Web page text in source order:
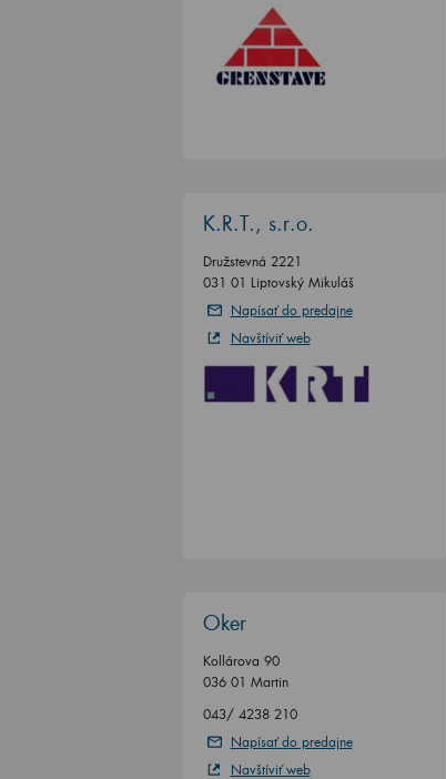
K.R.T., s.r.o.
Družstevná 2221
031 01 Liptovský Mikuláš
Napísať do predajne
Navštíviť web
Oker
Kollárova 90
036 01 Martin
043/ 4238 210
Napísať do predajne
Navštíviť web